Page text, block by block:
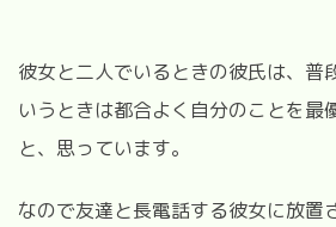
彼女と二人でいるときの彼氏は、普
いうときは都合よく自分のことを最
と、思っています。
なので友達と長電話する彼女に放置